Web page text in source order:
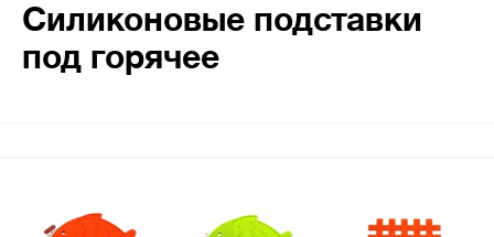
Силиконовые подставки
под горячее